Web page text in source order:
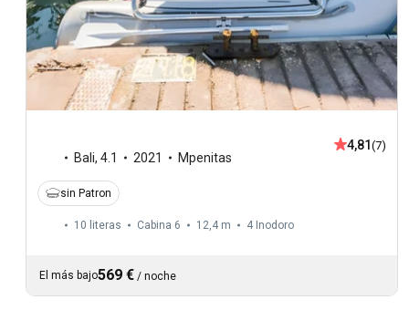
Bali, 4.1 2021 Mpenitas
4,81 (7)
sin Patron
10 literas Cabina 6 12,4 m 4 Inodoro
El más bajo569 € / noche